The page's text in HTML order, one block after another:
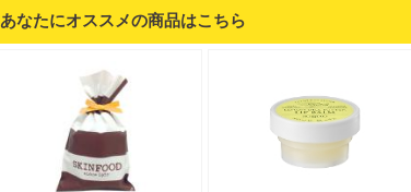
あなたにオススメの商品はこちら